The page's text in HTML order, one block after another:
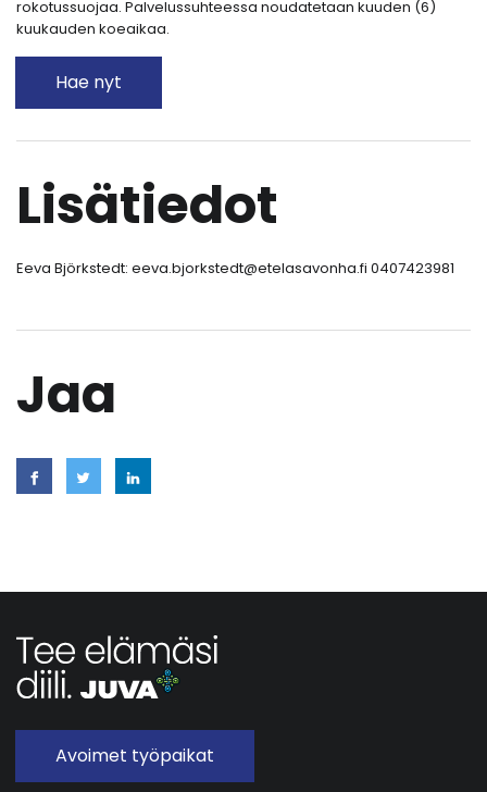
rokotussuojaa. Palvelussuhteessa noudatetaan kuuden (6)
kuukauden koeaikaa.
Hae nyt
Lisätiedot
Eeva Björkstedt: eeva.bjorkstedt@etelasavonha.fi 0407423981
Jaa
Avoimet työpaikat